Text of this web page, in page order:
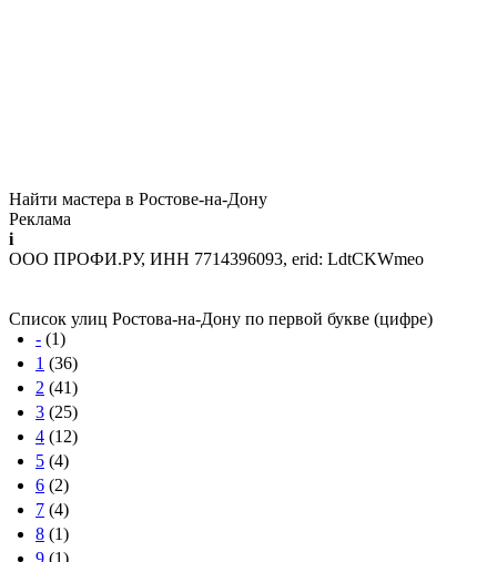
Найти мастера в Ростове-на-Дону
Реклама
i
ООО ПРОФИ.РУ, ИНН 7714396093, erid: LdtCKWmeo
Список улиц Ростова-на-Дону по первой букве (цифре)
- (1)
1 (36)
2 (41)
3 (25)
4 (12)
5 (4)
6 (2)
7 (4)
8 (1)